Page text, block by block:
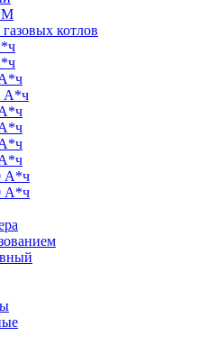
котлов
А*ч
А*ч
А*ч